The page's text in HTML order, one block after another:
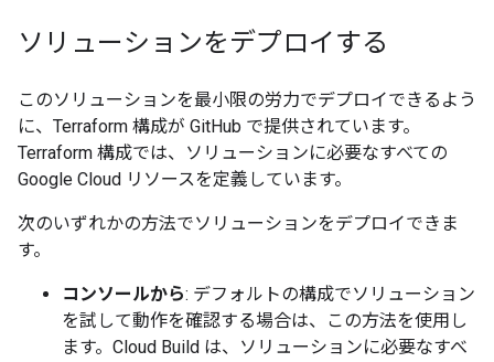
ソリューションをデプロイする
このソリューションを最小限の労力でデプロイできるよう
に、Terraform 構成が GitHub で提供されています。
Terraform 構成では、ソリューションに必要なすべての
Google Cloud リソースを定義しています。
次のいずれかの方法でソリューションをデプロイできま
す。
コンソールから: デフォルトの構成でソリューション
を試して動作を確認する場合は、この方法を使用し
ます。Cloud Build は、ソリューションに必要なすべ